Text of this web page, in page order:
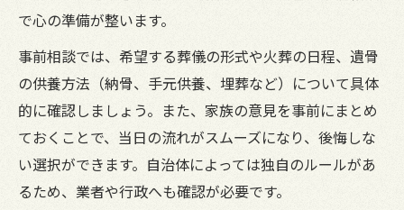
で心の準備が整います。
事前相談では、希望する葬儀の形式や火葬の日程、遺骨
の供養方法（納骨、手元供養、埋葬など）について具体
的に確認しましょう。また、家族の意見を事前にまとめ
ておくことで、当日の流れがスムーズになり、後悔しな
い選択ができます。自治体によっては独自のルールがあ
るため、業者や行政へも確認が必要です。